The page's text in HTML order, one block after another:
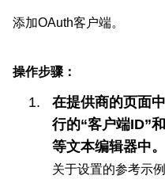
添加OAuth客户端。
操作步骤：
在提供商的页面
行的“客户端ID”
等文本编辑器中。
关于设置的参考示